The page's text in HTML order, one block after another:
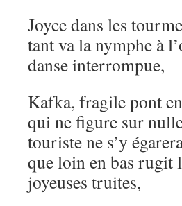
Joyce dans les
tant va la nymphe à
danse interrompue,
Kafka, fragile pont
qui ne figure sur
touriste ne s’y
que loin en bas rugit
joyeuses truites,